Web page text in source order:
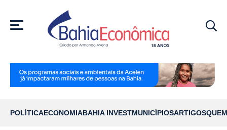
MENU
POLÍTICAECONOMIABAHIA INVESTMUNICÍPIOSARTIGOS